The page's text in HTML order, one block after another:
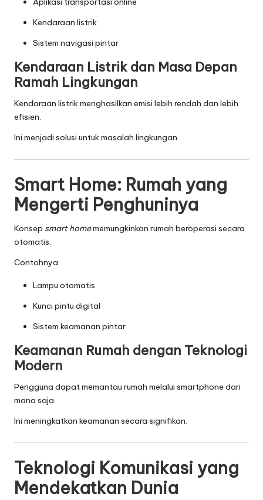
Kendaraan listrik
Sistem navigasi pintar
Kendaraan Listrik dan Masa Depan
Ramah Lingkungan
Kendaraan listrik menghasilkan emisi lebih rendah dan lebih
efisien.
Ini menjadi solusi untuk masalah lingkungan.
Smart Home: Rumah yang
Mengerti Penghuninya
Konsep smart homememungkinkan rumah beroperasi secara
otomatis.
Contohnya:
Lampu otomatis
Kunci pintu digital
Sistem keamanan pintar
Keamanan Rumah dengan Teknologi
Modern
Pengguna dapat memantau rumah melalui smartphone dari
mana saja.
Ini meningkatkan keamanan secara signifikan.
Teknologi Komunikasi yang
Mendekatkan Dunia